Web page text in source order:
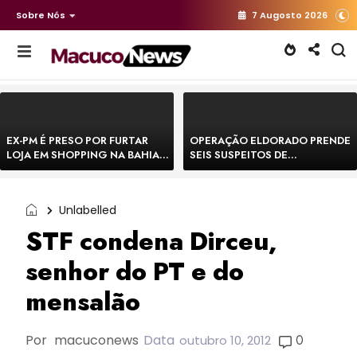
Sobre Nós 7 Augosto 2026
EX-PM É PRESO POR FURTAR
LOJA EM SHOPPING NA BAHIA E
ESCAPA CORRENDO DE
OPERAÇÃO ELDORADO PRENDE
SEIS SUSPEITOS DE
MOVIMENTAR R$ 25 MILHÕES
Unlabelled
STF condena Dirceu,
senhor do PT e do
mensalão
Por macuconews Data outubro 10, 2012 0